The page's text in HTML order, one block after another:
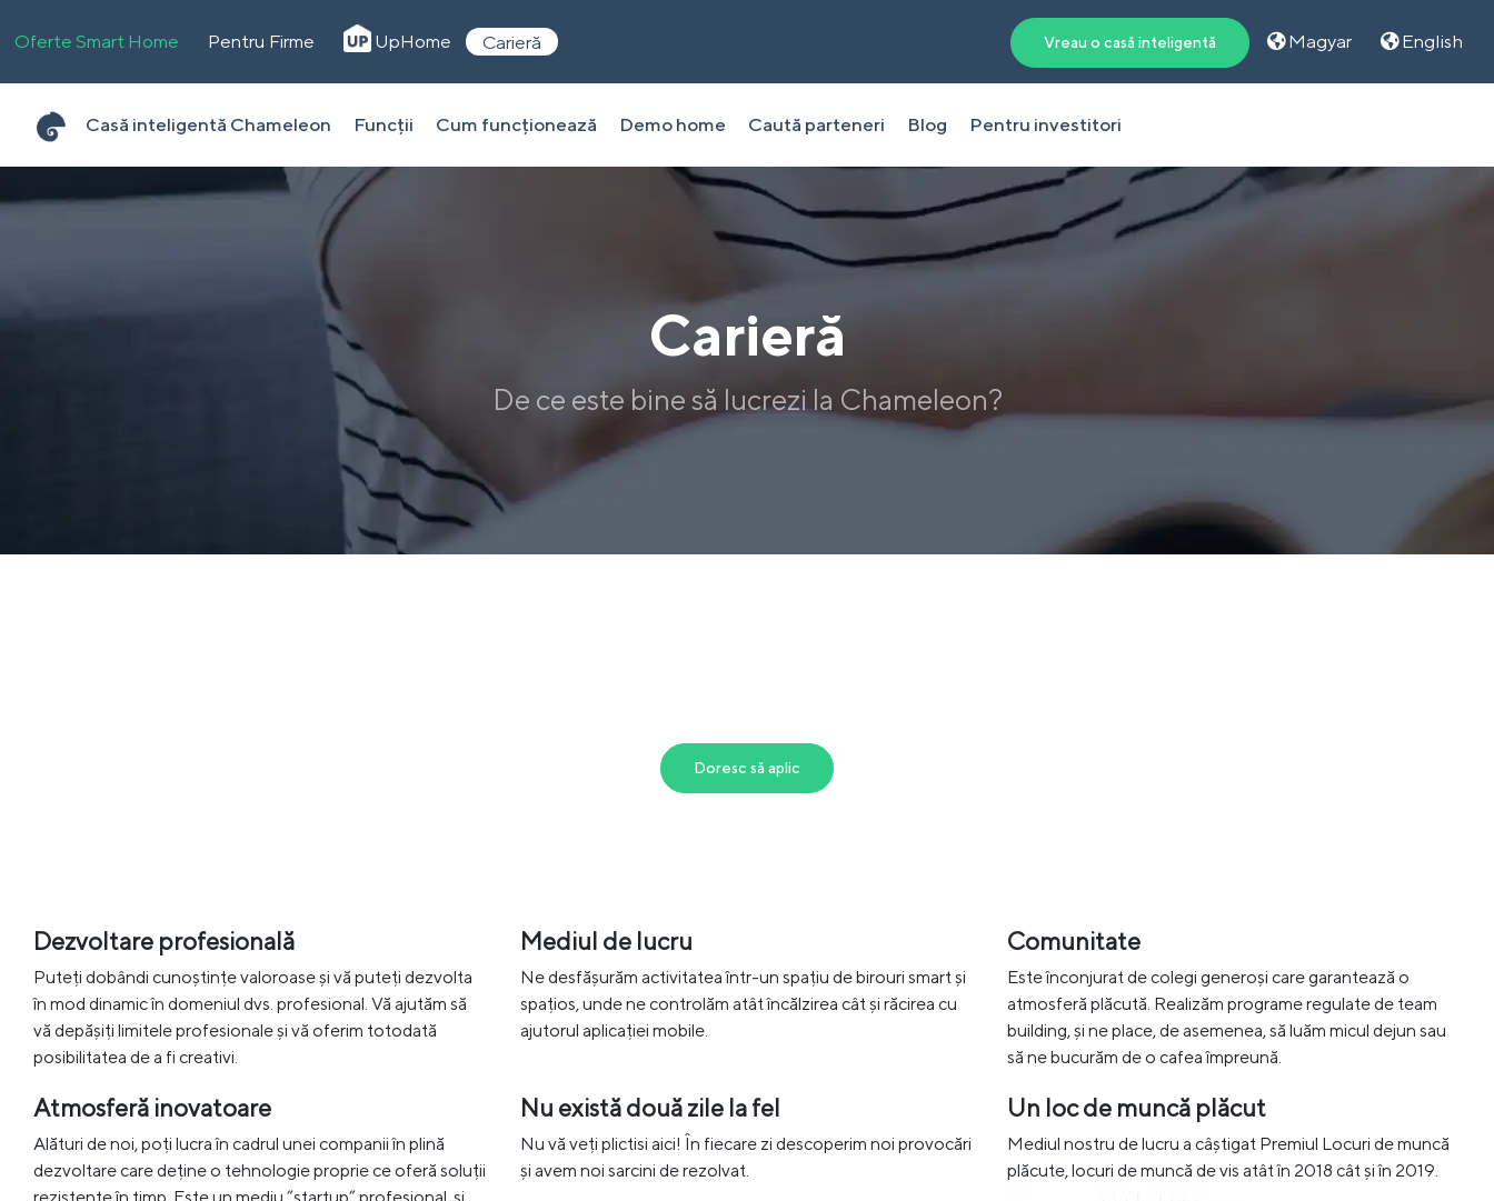
Oferte Smart Home Pentru Firme UpHome Carieră Vreau o casă inteligentă Magyar English
Casă inteligentă Chameleon Funcții Cum funcționează Demo home Caută parteneri Blog Pentru investitori
Carieră
De ce este bine să lucrezi la Chameleon?
Doresc să aplic
Dezvoltare profesională
Puteți dobândi cunoștințe valoroase și vă puteți dezvolta
în mod dinamic în domeniul dvs. profesional. Vă ajutăm să
vă depășiți limitele profesionale și vă oferim totodată
posibilitatea de a fi creativi.
Mediul de lucru
Ne desfășurăm activitatea într-un spațiu de birouri smart și
spațios, unde ne controlăm atât încălzirea cât și răcirea cu
ajutorul aplicației mobile.
Comunitate
Este înconjurat de colegi generoși care garantează o
atmosferă plăcută. Realizăm programe regulate de team
building, și ne place, de asemenea, să luăm micul dejun sau
să ne bucurăm de o cafea împreună.
Atmosferă inovatoare
Alături de noi, poți lucra în cadrul unei companii în plină
dezvoltare care deține o tehnologie proprie ce oferă soluții
Nu există două zile la fel
Nu vă veți plictisi aici! În fiecare zi descoperim noi provocări
și avem noi sarcini de rezolvat.
Un loc de muncă plăcut
Mediul nostru de lucru a câștigat Premiul Locuri de muncă
plăcute, locuri de muncă de vis atât în 2018 cât și în 2019.